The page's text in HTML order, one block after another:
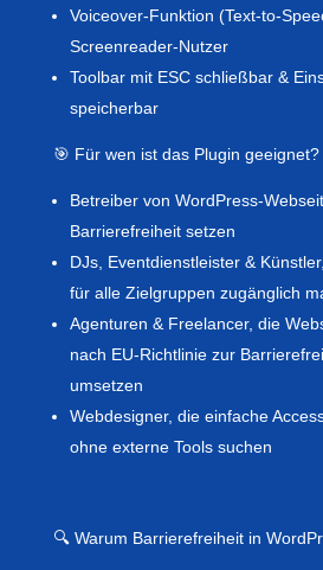
Voiceover-Funktion (Text-to-
Screenreader-Nutzer
Toolbar mit ESC schließbar &
speicherbar
🎯 Für wen ist das Plugin geeignet?
Betreiber von WordPress-
Barrierefreiheit setzen
DJs, Eventdienstleister &
für alle Zielgruppen zugänglich
Agenturen & Freelancer, die
nach EU-Richtlinie zur
umsetzen
Webdesigner, die einfache
ohne externe Tools suchen
🔍 Warum Barrierefreiheit in